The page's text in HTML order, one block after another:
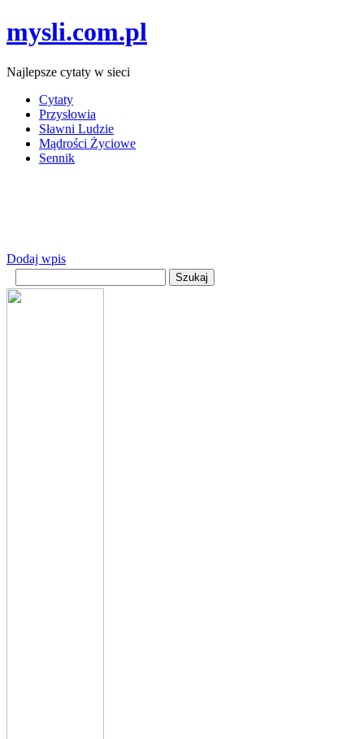
mysli.com.pl
Najlepsze cytaty w sieci
Cytaty
Przysłowia
Sławni Ludzie
Mądrości Życiowe
Sennik
Dodaj wpis